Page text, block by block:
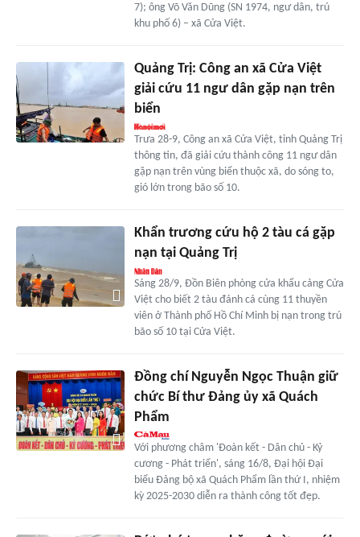
7); ông Võ Văn Dũng (SN 1974, ngư dân, trú
khu phố 6) – xã Cửa Việt.
Quảng Trị: Công an xã Cửa Việt
giải cứu 11 ngư dân gặp nạn trên
biển
Trưa 28-9, Công an xã Cửa Việt, tỉnh Quảng Trị
thông tin, đã giải cứu thành công 11 ngư dân
gặp nạn trên vùng biển thuộc xã, do sóng to,
gió lớn trong bão số 10.
Khẩn trương cứu hộ 2 tàu cá gặp
nạn tại Quảng Trị
Sáng 28/9, Đồn Biên phòng cửa khẩu cảng Cửa
Việt cho biết 2 tàu đánh cá cùng 11 thuyền
viên ở Thành phố Hồ Chí Minh bị nạn trong trú
bão số 10 tại Cửa Việt.
Đồng chí Nguyễn Ngọc Thuận giữ
chức Bí thư Đảng ủy xã Quách
Phẩm
Với phương châm 'Đoàn kết - Dân chủ - Kỷ
cương - Phát triển', sáng 16/8, Đại hội Đại
biểu Đảng bộ xã Quách Phẩm lần thứ I, nhiệm
kỳ 2025-2030 diễn ra thành công tốt đẹp.